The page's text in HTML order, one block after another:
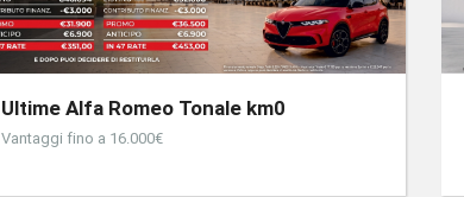
Ultime Alfa Romeo Tonale km0
Vantaggi fino a 16.000€